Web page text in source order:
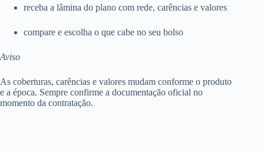
receba a lâmina do plano com rede, carências e valores
compare e escolha o que cabe no seu bolso
Aviso
As coberturas, carências e valores mudam conforme o produto
e a época. Sempre confirme a documentação oficial no
momento da contratação.